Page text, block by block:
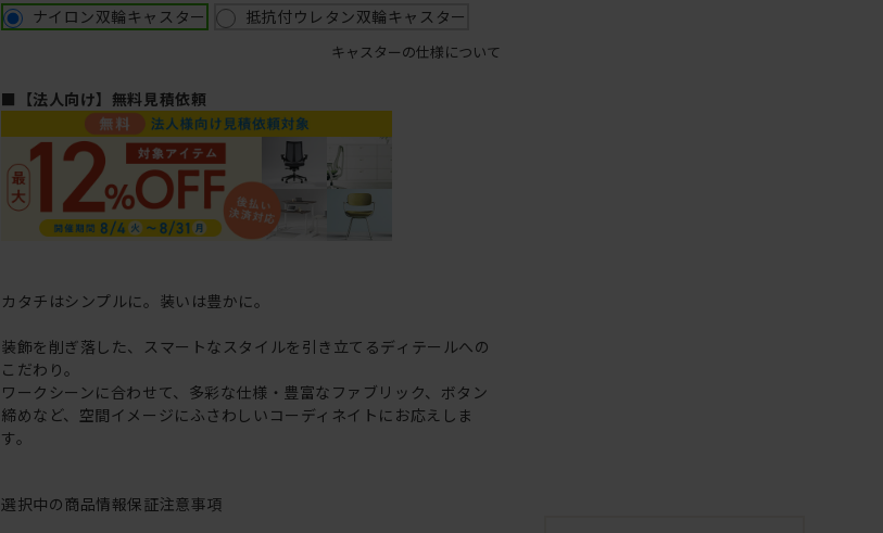
ナイロン双輪キャスター 抵抗付ウレタン双輪キャスター
キャスターの仕様について
■【法人向け】無料見積依頼
カタチはシンプルに。装いは豊かに。
装飾を削ぎ落した、スマートなスタイルを引き立てるディテールへの
こだわり。
ワークシーンに合わせて、多彩な仕様・豊富なファブリック、ボタン
締めなど、空間イメージにふさわしいコーディネイトにお応えしま
す。
選択中の商品情報保証注意事項